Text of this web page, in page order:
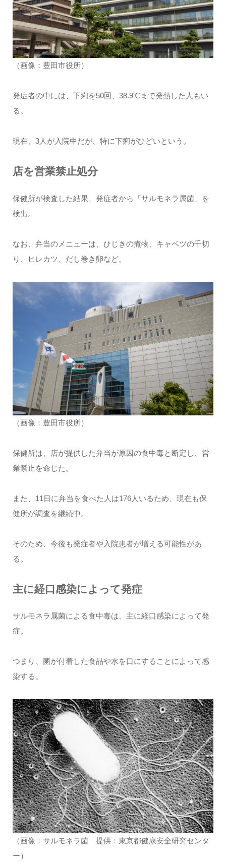
（画像：豊田市役所）
発症者の中には、下痢を50回、38.9℃まで発熱した人もい
る。
現在、3人が入院中だが、特に下痢がひどいという。
店を営業禁止処分
保健所が検査した結果、発症者から「サルモネラ属菌」を
検出。
なお、弁当のメニューは、ひじきの煮物、キャベツの千切
り、ヒレカツ、だし巻き卵など。
（画像：豊田市役所）
保健所は、店が提供した弁当が原因の食中毒と断定し、営
業禁止を命じた。
また、11日に弁当を食べた人は176人いるため、現在も保
健所が調査を継続中。
そのため、今後も発症者や入院患者が増える可能性があ
る。
主に経口感染によって発症
サルモネラ属菌による食中毒は、主に経口感染によって発
症。
つまり、菌が付着した食品や水を口にすることによって感
染する。
（画像：サルモネラ菌 提供：東京都健康安全研究センタ
ー）